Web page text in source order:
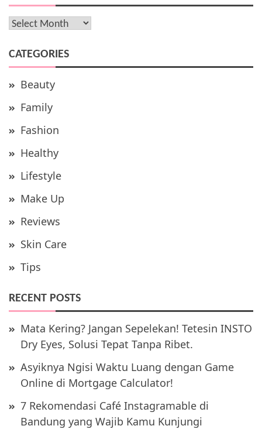
Archives
CATEGORIES
Beauty
Family
Fashion
Healthy
Lifestyle
Make Up
Reviews
Skin Care
Tips
RECENT POSTS
Mata Kering? Jangan Sepelekan! Tetesin INSTO
Dry Eyes, Solusi Tepat Tanpa Ribet.
Asyiknya Ngisi Waktu Luang dengan Game
Online di Mortgage Calculator!
7 Rekomendasi Café Instagramable di
Bandung yang Wajib Kamu Kunjungi